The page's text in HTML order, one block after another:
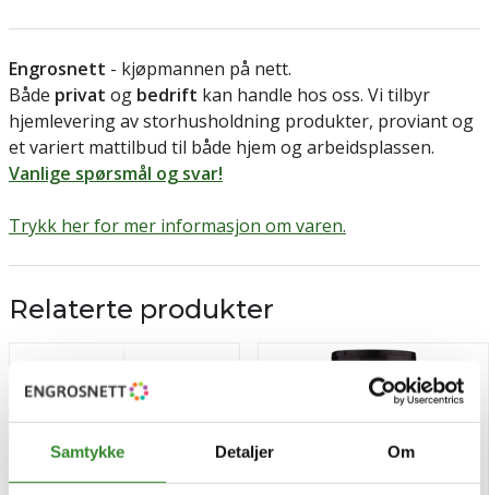
Samtykke Detaljer Om
Engrosnett - kjøpmannen på nett.
Både privat og bedrift kan handle hos oss. Vi tilbyr
hjemlevering av storhusholdning produkter, proviant og
et variert mattilbud til både hjem og arbeidsplassen.
Vanlige spørsmål og svar!
Trykk her for mer informasjon om varen.
Relaterte produkter